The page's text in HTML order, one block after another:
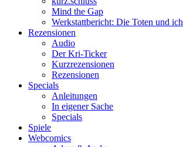
Mind the Gap
Werkstattbericht: Die Toten und ich
Rezensionen
Audio
Der Kri-Ticker
Kurzrezensionen
Rezensionen
Specials
Anleitungen
In eigener Sache
Specials
Spiele
Webcomics